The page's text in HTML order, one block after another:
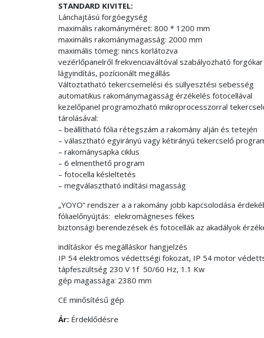
STANDARD KIVITEL:
Lánchajtású forgóegység
maximális rakományméret: 800 * 1200 mm
maximális rakománymagasság: 2000 mm
maximális tömeg: nincs korlátozva
vezérlőpanelről frekvenciaváltóval szabályozható
lágyindítás, pozícionált megállás
Változtatható tekercsemelési és süllyesztési sebesség
automatikus rakománymagasság érzékelés fotocellával
kezelőpanel programozható mikroprocesszorral
tárolásával:
– beállítható fólia rétegszám a rakomány alján és tetején
– választható egyirányú vagy kétirányú tekercselő
– rakománysapka ciklus
– 6 elmenthető program
– fotocella késleltetés
– megválasztható indítási magasság
„YOYO” rendszer a a rakomány jobb kapcsolodása
fóliaelőnyújtás: elekromágneses fékes
biztonsági berendezések és fotocellák az akadályok
indításkor és megálláskor hangjelzés
IP 54 elektromos védettségi fokozat, IP 54 motor
tápfeszültség 230 V 1f 50/60 Hz, 1.1 Kw
gép magassága: 2380 mm
CE minősítésű gép
Ár: Érdeklődésre